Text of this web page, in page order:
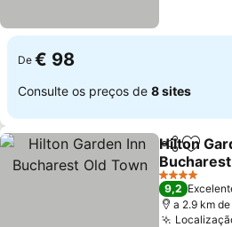
De € 98
Consulte os preços de 8 sites
Partilhar
Hilton
4 Estrelas
9,2
a 2.9 km